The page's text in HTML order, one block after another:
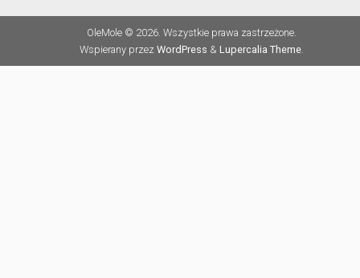
OleMole © 2026. Wszystkie prawa zastrzeżone.
Wspierany przez WordPress & Lupercalia Theme.